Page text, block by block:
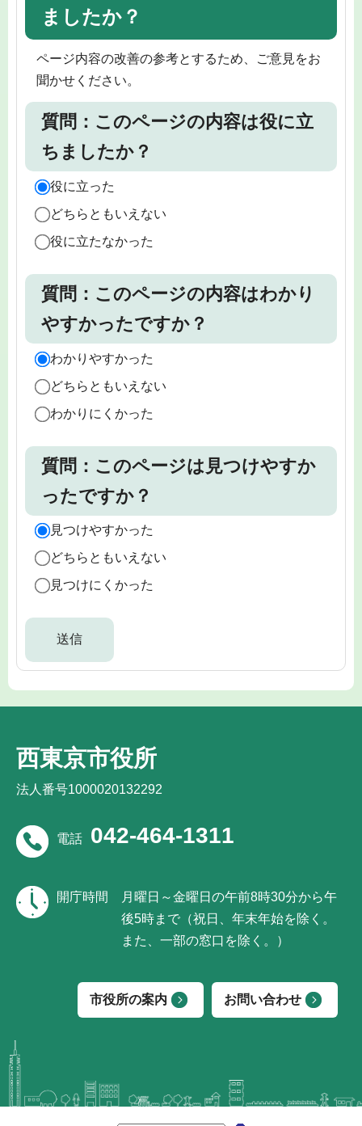
ましたか？
ページ内容の改善の参考とするため、ご意見をお
聞かせください。
質問：このページの内容は役に立
ちましたか？
役に立った
どちらともいえない
役に立たなかった
質問：このページの内容はわかり
やすかったですか？
わかりやすかった
どちらともいえない
わかりにくかった
質問：このページは見つけやすか
ったですか？
見つけやすかった
どちらともいえない
見つけにくかった
西東京市役所
法人番号1000020132292
電話 042-464-1311
開庁時間
月曜日～金曜日の午前8時30分から午
後5時まで（祝日、年末年始を除く。
また、一部の窓口を除く。）
市役所の案内 お問い合わせ